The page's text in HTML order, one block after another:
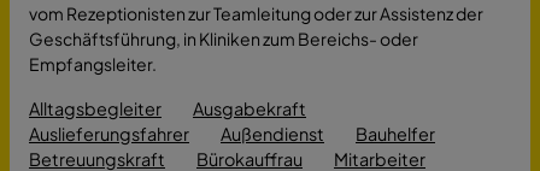
vom Rezeptionisten zur Teamleitung oder zur Assistenz der
Geschäftsführung, in Kliniken zum Bereichs- oder
Empfangsleiter.
Alltagsbegleiter
Ausgabekraft
Auslieferungsfahrer
Außendienst
Bauhelfer
Betreuungskraft
Bürokauffrau
Mitarbeiter